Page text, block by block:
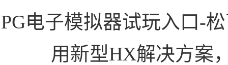
PG电子模拟器试玩入口-
用新型HX解决方案